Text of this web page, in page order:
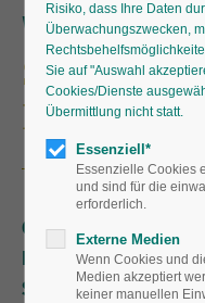
Wunderbar
Stauden
Laub
Ob Japanisches
Regenbogen-Farn
Silberkerze:
Risiko, dass Ihre Daten
Überwachungszwecken,
Sie auf "Auswahl
Cookies/Dienste
Übermittlung nicht statt.
Essenziell*
Essenzielle Cookies
und sind für die
erforderlich.
Externe Medien
Wenn Cookies und
Medien akzeptiert
keiner manuellen